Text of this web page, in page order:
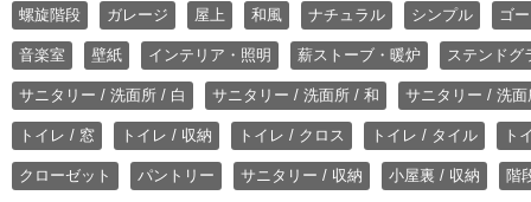
螺旋階段 ガレージ 屋上 和風 ナチュラル シンプル ゴ
音楽室 壁紙 インテリア・照明 薪ストーブ・暖炉 ステンドグ
サニタリー / 洗面所 / 白 サニタリー / 洗面所 / 和 サニタリー / 洗
トイレ / 窓 トイレ / 収納 トイレ / クロス トイレ / タイル ト
クローゼット パントリー サニタリー / 収納 小屋裏 / 収納 階